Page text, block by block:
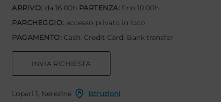
ARRIVO: da 16:00h PARTENZA: fino 10:00h
PARCHEGGIO: accesso privato in loco
PAGAMENTO: Cash, Credit Card, Bank transfer
INVIA RICHIESTA
Lopari 1, Nerezine
Istruzioni